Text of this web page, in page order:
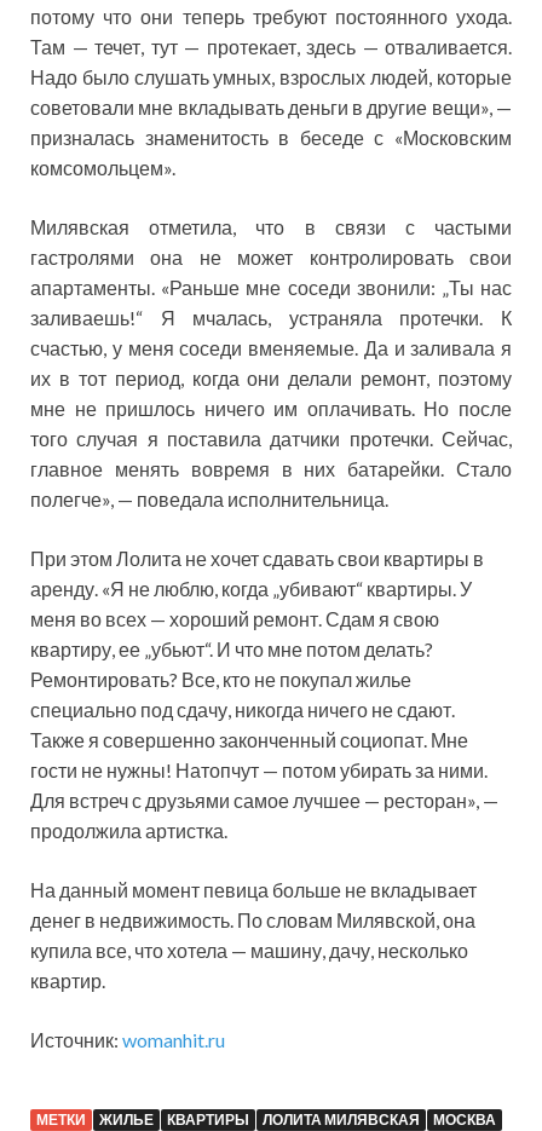
потому что они теперь требуют постоянного ухода.
Там — течет, тут — протекает, здесь — отваливается.
Надо было слушать умных, взрослых людей, которые
советовали мне вкладывать деньги в другие вещи», —
призналась знаменитость в беседе с «Московским
комсомольцем».
Милявская отметила, что в связи с частыми
гастролями она не может контролировать свои
апартаменты. «Раньше мне соседи звонили: „Ты нас
заливаешь!“ Я мчалась, устраняла протечки. К
счастью, у меня соседи вменяемые. Да и заливала я
их в тот период, когда они делали ремонт, поэтому
мне не пришлось ничего им оплачивать. Но после
того случая я поставила датчики протечки. Сейчас,
главное менять вовремя в них батарейки. Стало
полегче», — поведала исполнительница.
При этом Лолита не хочет сдавать свои квартиры в
аренду. «Я не люблю, когда „убивают“ квартиры. У
меня во всех — хороший ремонт. Сдам я свою
квартиру, ее „убьют“. И что мне потом делать?
Ремонтировать? Все, кто не покупал жилье
специально под сдачу, никогда ничего не сдают.
Также я совершенно законченный социопат. Мне
гости не нужны! Натопчут — потом убирать за ними.
Для встреч с друзьями самое лучшее — ресторан», —
продолжила артистка.
На данный момент певица больше не вкладывает
денег в недвижимость. По словам Милявской, она
купила все, что хотела — машину, дачу, несколько
квартир.
Источник: womanhit.ru
МЕТКИ ЖИЛЬЕ КВАРТИРЫ ЛОЛИТА МИЛЯВСКАЯ
МОСКВА